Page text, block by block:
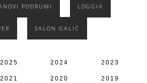
PODRUMI LOGGIA
SALON GALIĆ
2025 2024 2023
2021 2020 2019